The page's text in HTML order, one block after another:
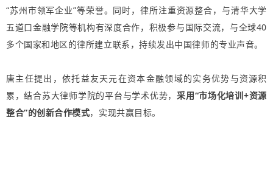
“苏州市领军企业”等荣誉。同时，律所注重资源整合，与清华大学
五道口金融学院等机构有深度合作，积极参与国际交流，与全球40
多个国家和地区的律所建立联系，持续发出中国律师的专业声音。
唐主任提出，依托益友天元在资本金融领域的实务优势与资源积
累，结合苏大律师学院的平台与学术优势，采用“市场化培训+资源
整合”的创新合作模式，实现共赢目标。